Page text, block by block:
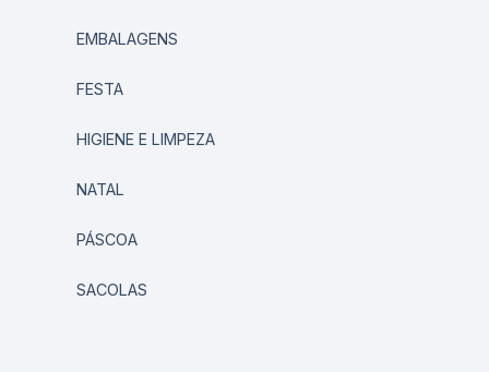
EMBALAGENS
FESTA
HIGIENE E LIMPEZA
NATAL
PÁSCOA
SACOLAS